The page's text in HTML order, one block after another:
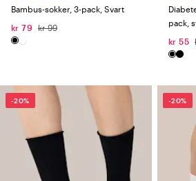
Bambus-sokker, 3-pack, Svart
kr 79
kr 99
pack,
kr 55
-20% -20%